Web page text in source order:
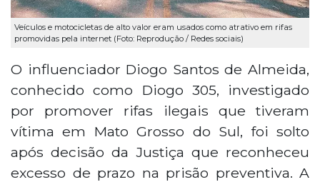
Veículos e motocicletas de alto valor eram usados como atrativo em rifas
promovidas pela internet (Foto: Reprodução / Redes sociais)
O influenciador Diogo Santos de Almeida,
conhecido como Diogo 305, investigado
por promover rifas ilegais que tiveram
vítima em Mato Grosso do Sul, foi solto
após decisão da Justiça que reconheceu
excesso de prazo na prisão preventiva. A